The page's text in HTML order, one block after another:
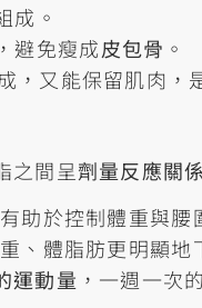
成。
避免瘦成皮包骨 。
，又能保留肌肉，
之間呈劑量反應關係
助於控制體重與腰
、體脂肪更明顯地
運動量 ，一週一次